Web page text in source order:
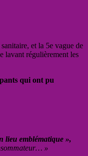
et la 5e vague de
lavant régulièrement les
qui ont pu
lieu emblématique »,
»